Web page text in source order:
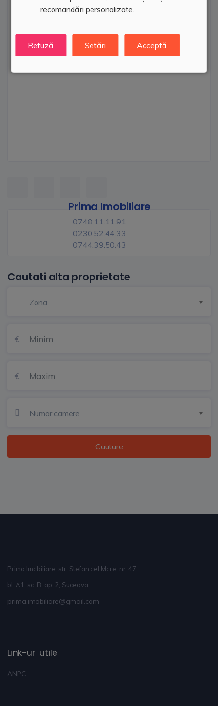
recomandări personalizate.
Refuză Setări Acceptă
Prima Imobiliare
0748.11.11.91
0230.52.44.33
0744.39.50.43
Cautati alta proprietate
Zona
Numar camere
Cautare
Prima Imobiliare, str. Stefan cel Mare, nr. 47
bl. A1, sc. B, ap. 2, Suceava
prima.imobiliare@gmail.com
Link-uri utile
ANPC